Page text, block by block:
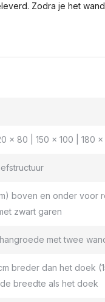
Zodra je het
x 80 | 150 x 100 | 180 x
boven en onder voor
zwart garen
met twee
breder dan het doek
breedte als het doek